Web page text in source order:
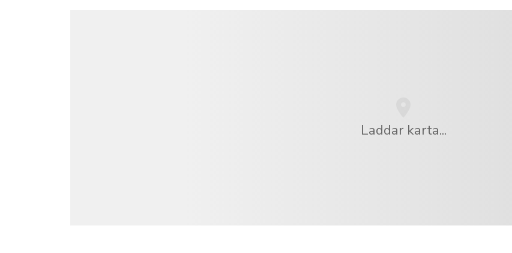
Laddar karta...